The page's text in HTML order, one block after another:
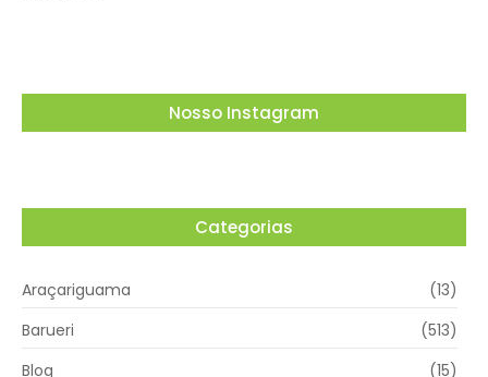
Nosso Instagram
Categorias
Araçariguama
(13)
Barueri
(513)
Blog
(15)